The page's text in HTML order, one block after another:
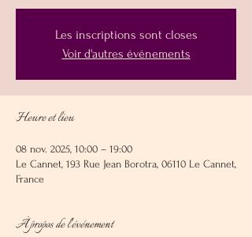
Les inscriptions sont closes
Voir d'autres événements
Heure et lieu
08 nov. 2025, 10:00 – 19:00
Le Cannet, 193 Rue Jean Borotra, 06110 Le Cannet,
France
À propos de l'événement